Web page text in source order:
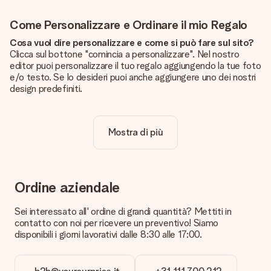
Come Personalizzare e Ordinare il mio Regalo
Cosa vuol dire personalizzare e come si può fare sul sito?
Clicca sul bottone "comincia a personalizzare". Nel nostro
editor puoi personalizzare il tuo regalo aggiungendo la tue foto
e/o testo. Se lo desideri puoi anche aggiungere uno dei nostri
design predefiniti.
Certo! Il prezzo mostrato include sempre la personalizzazione
Vogliamo assicurarci che tu sia completamente soddisfatto
del tuo regalo. Per questo è importante utilizzare foto di alta
nostro servizio clienti e includi la foto insieme al regalo che
vuoi ordinare. Potranno verificare la qualità per te!
Puoi usare i formati JPG e PNG. Se hai bisogno di aiuto
Mostra di più
Ordine aziendale
Sei interessato all' ordine di grandi quantità? Mettiti in
contatto con noi per ricevere un preventivo! Siamo
disponibili i giorni lavorativi dalle 8:30 alle 17:00.